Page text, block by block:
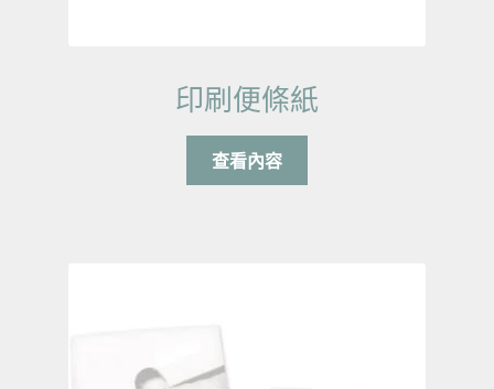
印刷便條紙
查看內容